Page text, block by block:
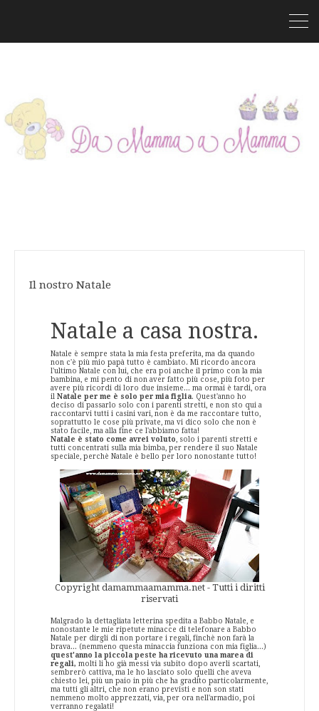
Il nostro Natale
Natale a casa nostra.
Natale è sempre stata la mia festa preferita, ma da quando
non c'è più mio papà tutto è cambiato. Mi ricordo ancora
l'ultimo Natale con lui, che era poi anche il primo con la mia
bambina, e mi pento di non aver fatto più cose, più foto per
avere più ricordi di loro due insieme... ma ormai è tardi, ora
il Natale per me è solo per mia figlia. Quest'anno ho
deciso di passarlo solo con i parenti stretti, e non sto qui a
raccontarvi tutti i casini vari, non è da me raccontare tutto,
soprattutto le cose più private, ma vi dico solo che non è
stato facile, ma alla fine ce l'abbiamo fatta!
Natale è stato come avrei voluto , solo i parenti stretti e
tutti concentrati sulla mia bimba, per rendere il suo Natale
speciale, perchè Natale è bello per loro nonostante tutto!
Copyright damammaamamma.net - Tutti i diritti
riservati
Malgrado la dettagliata letterina spedita a Babbo Natale, e
nonostante le mie ripetute minacce di telefonare a Babbo
Natale per dirgli di non portare i regali, finchè non farà la
brava... (nemmeno questa minaccia funziona con mia figlia...)
quest'anno la piccola peste ha ricevuto una marea di
regali, molti li ho già messi via subito dopo averli scartati,
sembrerò cattiva, ma le ho lasciato solo quelli che aveva
chiesto lei, più un paio in più che ha gradito particolarmente,
ma tutti gli altri, che non erano previsti e non son stati
nemmeno molto apprezzati, via, per ora nell'armadio, poi
verranno regalati!